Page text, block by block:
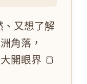
又想了解
角落，
開眼界 🍞